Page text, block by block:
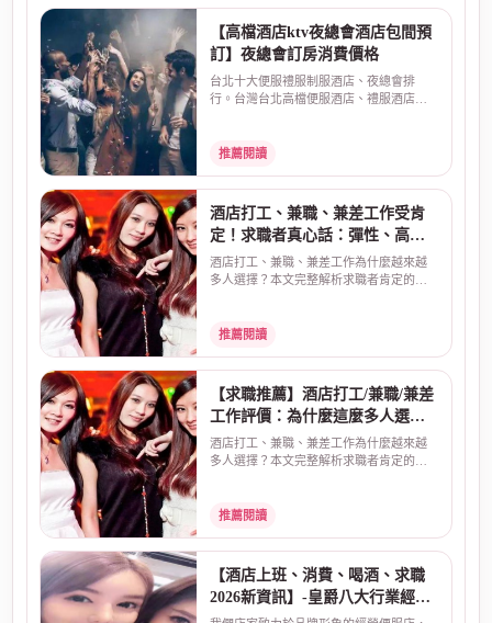
【高檔酒店ktv夜總會酒店包間預
訂】夜總會訂房消費價格
台北十大便服禮服制服酒店、夜總會排
行。台灣台北高檔便服酒店、禮服酒店、
推薦閱讀
酒店打工、兼職、兼差工作受肯
定！求職者真心話：彈性、高
薪、安全是關鍵
酒店打工、兼職、兼差工作為什麼越來越
多人選擇？本文完整解析求職者肯定的三
推薦閱讀
【求職推薦】酒店打工/兼職/兼差
工作評價：為什麼這麼多人選
擇？真實原因告訴你
酒店打工、兼職、兼差工作為什麼越來越
多人選擇？本文完整解析求職者肯定的三
推薦閱讀
【酒店上班、消費、喝酒、求職
2026新資訊】-皇爵八大行業經紀
公司